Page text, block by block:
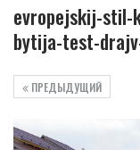
evropejskij-stil-
bytija-test-
ПРЕДЫДУЩИЙ